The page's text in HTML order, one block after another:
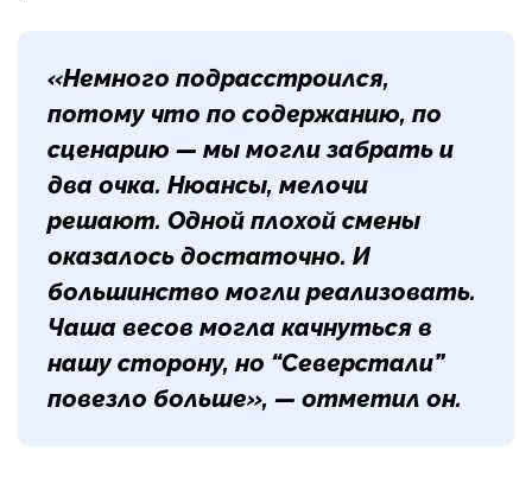
«Немного подрасстроился,
потому что по содержанию, по
сценарию — мы могли забрать и
два очка. Нюансы, мелочи
решают. Одной плохой смены
оказалось достаточно. И
большинство могли реализовать.
Чаша весов могла качнуться в
нашу сторону, но “Северстали”
повезло больше», — отметил он.